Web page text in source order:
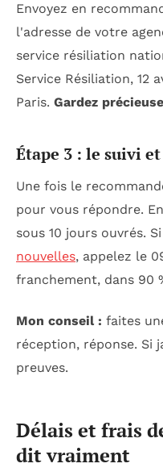
Envoyez en
l'adresse de votre
service résiliation
Service Résiliation, 12
Paris. Gardez
Étape 3 : le suivi
Une fois le
pour vous répondre.
sous 10 jours ouvrés.
nouvelles, appelez le
franchement, dans 90
Mon conseil : faites
réception, réponse. Si
preuves.
Délais et frais
dit vraiment